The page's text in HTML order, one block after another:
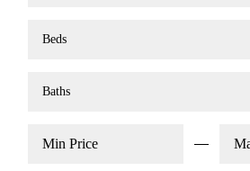
Beds
Baths